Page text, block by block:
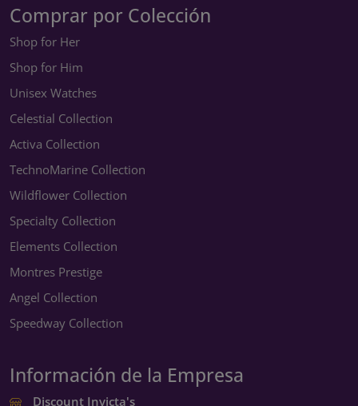
Comprar por Colección
Shop for Her
Shop for Him
Unisex Watches
Celestial Collection
Activa Collection
TechnoMarine Collection
Wildflower Collection
Specialty Collection
Elements Collection
Montres Prestige
Angel Collection
Speedway Collection
Información de la Empresa
Discount Invicta's